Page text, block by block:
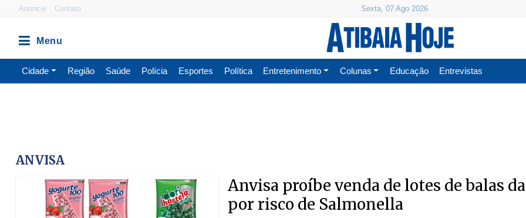
Anuncie Contato Sexta, 07 Ago 2026
Cidade Região Saúde Polícia Esportes Política Entretenimento Colunas Educação Entrevistas
ANVISA
Anvisa proíbe venda de lotes de balas
por risco de Salmonella